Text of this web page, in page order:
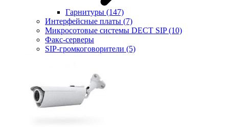
Гарнитуры (147)
Интерфейсные платы (7)
Микросотовые системы DECT SIP(10)
Факс-серверы
SIP-громкоговорители (5)